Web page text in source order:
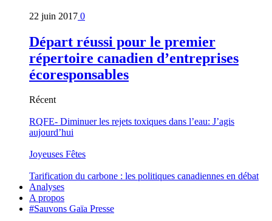
22 juin 2017 0
Départ réussi pour le premier
répertoire canadien d’entreprises
écoresponsables
Récent
RQFE- Diminuer les rejets toxiques dans l’eau: J’agis
aujourd’hui
Joyeuses Fêtes
Tarification du carbone : les politiques canadiennes en débat
Analyses
A propos
#Sauvons Gaïa Presse